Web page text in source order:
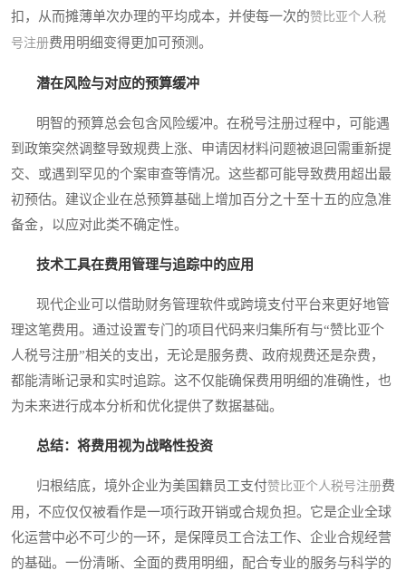
扣，从而摊薄单次办理的平均成本，并使每一次的赞比亚个人税
号注册费用明细变得更加可预测。
潜在风险与对应的预算缓冲
明智的预算总会包含风险缓冲。在税号注册过程中，可能遇
到政策突然调整导致规费上涨、申请因材料问题被退回需重新提
交、或遇到罕见的个案审查等情况。这些都可能导致费用超出最
初预估。建议企业在总预算基础上增加百分之十至十五的应急准
备金，以应对此类不确定性。
技术工具在费用管理与追踪中的应用
现代企业可以借助财务管理软件或跨境支付平台来更好地管
理这笔费用。通过设置专门的项目代码来归集所有与“赞比亚个
人税号注册”相关的支出，无论是服务费、政府规费还是杂费，
都能清晰记录和实时追踪。这不仅能确保费用明细的准确性，也
为未来进行成本分析和优化提供了数据基础。
总结：将费用视为战略性投资
归根结底，境外企业为美国籍员工支付赞比亚个人税号注册费
用，不应仅仅被看作是一项行政开销或合规负担。它是企业全球
化运营中必不可少的一环，是保障员工合法工作、企业合规经营
的基础。一份清晰、全面的费用明细，配合专业的服务与科学的